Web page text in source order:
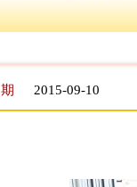
2015-09-10